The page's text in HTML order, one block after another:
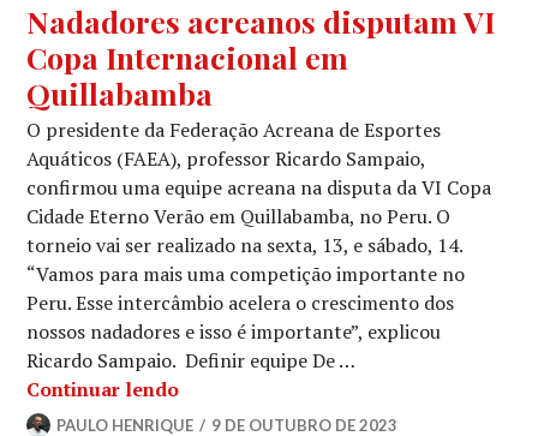
Nadadores acreanos disputam VI
Copa Internacional em
Quillabamba
O presidente da Federação Acreana de Esportes
Aquáticos (FAEA), professor Ricardo Sampaio,
confirmou uma equipe acreana na disputa da VI Copa
Cidade Eterno Verão em Quillabamba, no Peru. O
torneio vai ser realizado na sexta, 13, e sábado, 14.
“Vamos para mais uma competição importante no
Peru. Esse intercâmbio acelera o crescimento dos
nossos nadadores e isso é importante”, explicou
Ricardo Sampaio. Definir equipe De …
Continuar lendo
PAULO HENRIQUE 9 DE OUTUBRO DE 2023